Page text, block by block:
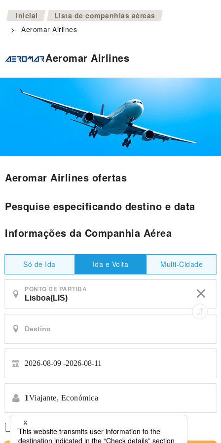
Inicial >
Lista de companhias aéreas
>
Aeromar Airlines
Aeromar Airlines
Aeromar Airlines ofertas
Pesquise especificando destino e data
Informações da Companhia Aérea
Só de Ida Ida e Volta Multi-Cidade
PONTO DE PARTIDA
2026-08-09 2026-08-11
1Viajante, Económica
Apenas Voos Diretos *Sem transferências